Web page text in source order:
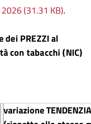
(31.31 KB).
PREZZI al
con tabacchi (NIC)
variazione